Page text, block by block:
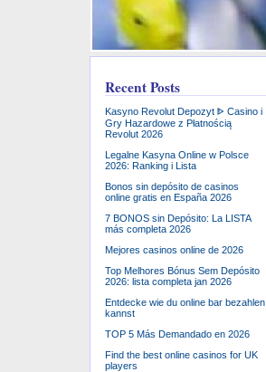
Recent Posts
Kasyno Revolut Depozyt ᐈ Casino i
Gry Hazardowe z Płatnością
Revolut 2026
Legalne Kasyna Online w Polsce
2026: Ranking i Lista
Bonos sin depósito de casinos
online gratis en España 2026
7 BONOS sin Depósito: La LISTA
más completa 2026
Mejores casinos online de 2026
Top Melhores Bónus Sem Depósito
2026: lista completa jan 2026
Entdecke wie du online bar bezahlen
kannst
TOP 5 Más Demandado en 2026
Find the best online casinos for UK
players